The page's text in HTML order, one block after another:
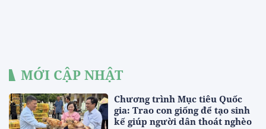
MỚI CẬP NHẬT
Chương trình Mục tiêu Quốc
gia: Trao con giống để tạo sinh
kế giúp người dân thoát nghèo